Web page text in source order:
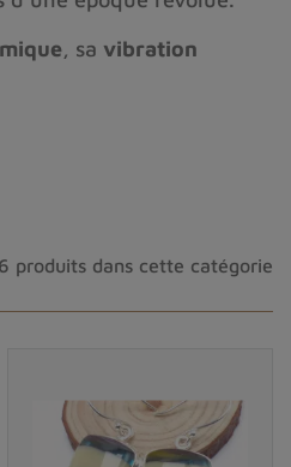
, sa vibration
6 produits dans cette catégorie